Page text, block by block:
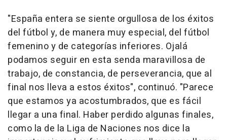
"España entera se siente orgullosa de los éxitos
del fútbol y, de manera muy especial, del fútbol
femenino y de categorías inferiores. Ojalá
podamos seguir en esta senda maravillosa de
trabajo, de constancia, de perseverancia, que al
final nos lleva a estos éxitos", continuó. "Parece
que estamos ya acostumbrados, que es fácil
llegar a una final. Haber perdido algunas finales,
como la de la Liga de Naciones nos dice la